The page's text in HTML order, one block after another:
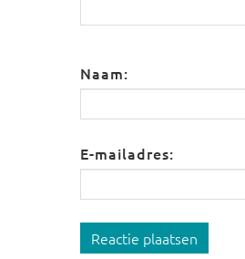
Naam:
E-mailadres:
Reactie plaatsen